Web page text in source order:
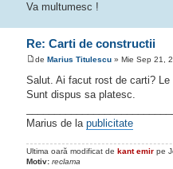
Va multumesc !
Re: Carti de constructii
de Marius Titulescu » Mie Sep 21,
Salut. Ai facut rost de carti?
Sunt dispus sa platesc.
Marius de la publicitate
Ultima oară modificat de kant emir pe
Motiv: reclama